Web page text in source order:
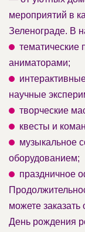
мероприятий в
Зеленограде. В
аниматорами;
научные
творческие
квесты и
музыкальное
оборудованием;
праздничное
можете
День рождения